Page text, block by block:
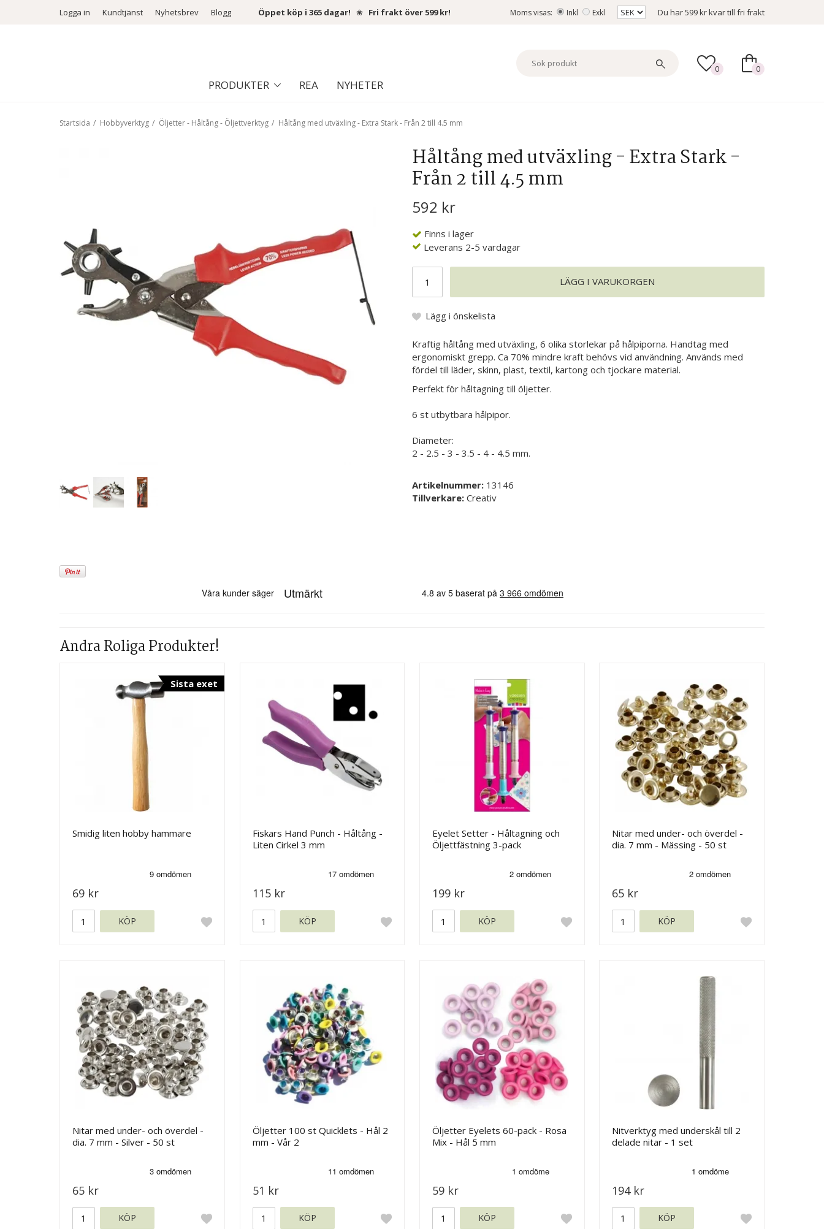
Logga in Kundtjänst Nyhetsbrev Blogg Öppet köp i 365 dagar! ❀ Fri frakt över 599 kr! Moms visas: Inkl Exkl Du har599 krkvar till fri frakt
PRODUKTER REA NYHETER
0 0
Startsida / Hobbyverktyg / Öljetter - Håltång - Öljettverktyg / Håltång med utväxling - Extra Stark - Från 2 till 4.5 mm
Håltång med utväxling - Extra Stark -
Från 2 till 4.5 mm
592 kr
Finns i lager
Leverans 2-5 vardagar
LÄGG I VARUKORGEN
Lägg i önskelista
Kraftig håltång med utväxling, 6 olika storlekar på hålpiporna. Handtag med
ergonomiskt grepp. Ca 70% mindre kraft behövs vid användning. Används med
fördel till läder, skinn, plast, textil, kartong och tjockare material.
Perfekt för håltagning till öljetter.
6 st utbytbara hålpipor.
Diameter:
2 - 2.5 - 3 - 3.5 - 4 - 4.5 mm.
Artikelnummer: 13146
Tillverkare: Creativ
Andra Roliga Produkter!
Sista exet
Smidig liten hobby hammare
69 kr
KÖP
Fiskars Hand Punch - Håltång -
Liten Cirkel 3 mm
115 kr
KÖP
Eyelet Setter - Håltagning och
Öljettfästning 3-pack
199 kr
KÖP
Nitar med under- och överdel -
dia. 7 mm - Mässing - 50 st
65 kr
KÖP
Nitar med under- och överdel -
dia. 7 mm - Silver - 50 st
65 kr
KÖP
Öljetter 100 st Quicklets - Hål 2
mm - Vår 2
51 kr
KÖP
Öljetter Eyelets 60-pack - Rosa
Mix - Hål 5 mm
59 kr
KÖP
Nitverktyg med underskål till 2
delade nitar - 1 set
194 kr
KÖP